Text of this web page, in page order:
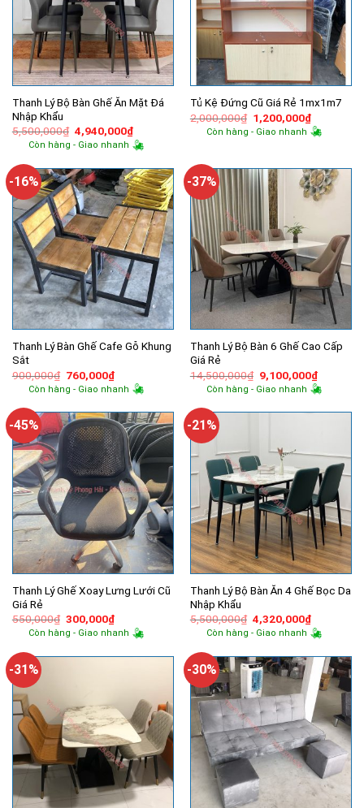
Thanh Lý Bộ Bàn Ghế Ăn Mặt Đá
Nhập Khẩu
5,500,000₫ Giá
gốc
là:
4,940,000₫Giá
hiện
tại
4,940,000₫.
Còn hàng - Giao nhanh
Tủ Kệ Đứng Cũ Giá Rẻ 1mx1m7
2,000,000₫ Giá
gốc
là:
1,200,000₫Giá
hiện
tại
Còn hàng - Giao nhanh
-16%
Thanh Lý Bàn Ghế Cafe Gỗ Khung
Sắt
900,000₫ Giá
gốc
là:
760,000₫Giá
hiện
tại
760,000₫.
Còn hàng - Giao nhanh
-37%
Thanh Lý Bộ Bàn 6 Ghế Cao Cấp
Giá Rẻ
14,500,000₫ Giá
gốc
là:
9,100,000₫Giá
hiện
tại
Còn hàng - Giao nhanh
-45%
Thanh Lý Ghế Xoay Lưng Lưới Cũ
Giá Rẻ
550,000₫ Giá
gốc
là:
300,000₫Giá
hiện
tại
300,000₫.
Còn hàng - Giao nhanh
-21%
Thanh Lý Bộ Bàn Ăn 4 Ghế Bọc Da
Nhập Khẩu
5,500,000₫ Giá
gốc
là:
4,320,000₫Giá
hiện
tại
Còn hàng - Giao nhanh
-31% -30%